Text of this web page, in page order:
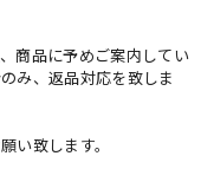
商品に予めご案内してい
み、返品対応を致しま
い致します。